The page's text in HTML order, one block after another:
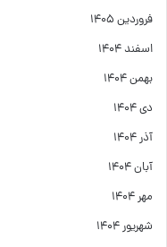
فروردین ۱۴۰۵
اسفند ۱۴۰۴
بهمن ۱۴۰۴
دی ۱۴۰۴
آذر ۱۴۰۴
آبان ۱۴۰۴
مهر ۱۴۰۴
شهریور ۱۴۰۴